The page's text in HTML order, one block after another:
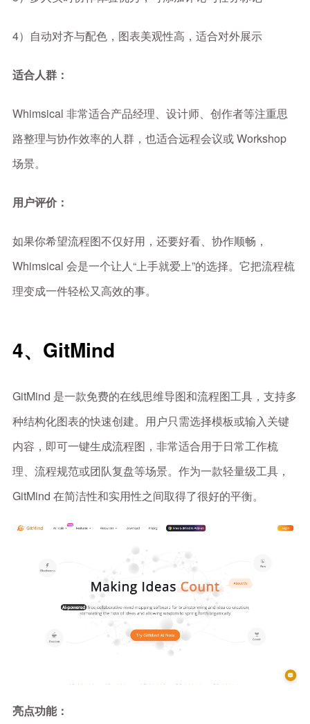
4）自动对齐与配色，图表美观性高，适合对外展示
适合人群：
Whimsical 非常适合产品经理、设计师、创作者等注重思
路整理与协作效率的人群，也适合远程会议或 Workshop
场景。
用户评价：
如果你希望流程图不仅好用，还要好看、协作顺畅，
Whimsical 会是一个让人“上手就爱上”的选择。它把流程梳
理变成一件轻松又高效的事。
4、GitMind
GitMind 是一款免费的在线思维导图和流程图工具，支持多
种结构化图表的快速创建。用户只需选择模板或输入关键
内容，即可一键生成流程图，非常适合用于日常工作梳
理、流程规范或团队复盘等场景。作为一款轻量级工具，
GitMind 在简洁性和实用性之间取得了很好的平衡。
亮点功能：